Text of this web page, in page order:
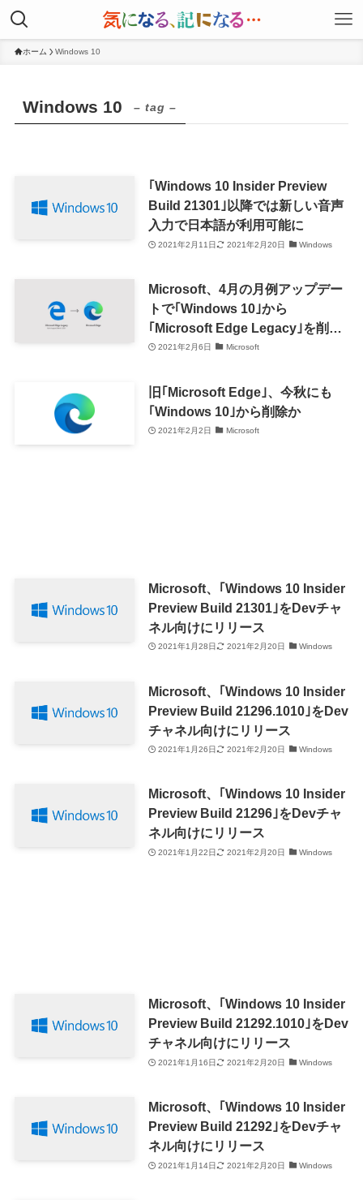
ホーム Windows 10
Windows 10 – tag –
｢Windows 10 Insider Preview
Build 21301｣以降では新しい音声
入力で日本語が利用可能に
2021年2月11日 2021年2月20日 Windows
Microsoft、4月の月例アップデー
トで｢Windows 10｣から
｢Microsoft Edge Legacy｣を削除
へ2021年2月6日 Microsoft
旧｢Microsoft Edge｣、今秋にも
｢Windows 10｣から削除か
2021年2月2日 Microsoft
Microsoft、｢Windows 10 Insider
Preview Build 21301｣をDevチャ
ネル向けにリリース
2021年1月28日 2021年2月20日 Windows
Microsoft、｢Windows 10 Insider
Preview Build 21296.1010｣をDev
チャネル向けにリリース
2021年1月26日 2021年2月20日 Windows
Microsoft、｢Windows 10 Insider
Preview Build 21296｣をDevチャ
ネル向けにリリース
2021年1月22日 2021年2月20日 Windows
Microsoft、｢Windows 10 Insider
Preview Build 21292.1010｣をDev
チャネル向けにリリース
2021年1月16日 2021年2月20日 Windows
Microsoft、｢Windows 10 Insider
Preview Build 21292｣をDevチャ
ネル向けにリリース
2021年1月14日 2021年2月20日 Windows